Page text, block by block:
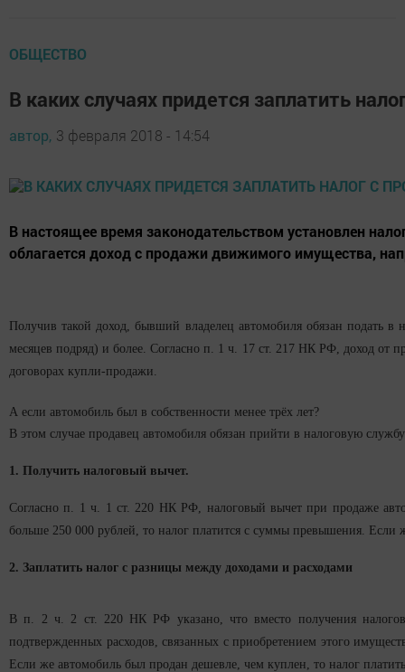
ОБЩЕСТВО
В каких случаях придется заплатить
автор, 3 февраля 2018 - 14:54
В настоящее время законодательством установлен
облагается доход с продажи движимого имущества,
Получив такой доход, бывший владелец автомобиля обязан подать
месяцев подряд) и более. Согласно п. 1 ч. 17 ст. 217 НК РФ, доход от
договорах купли-продажи.
А если автомобиль был в собственности менее трёх лет?
В этом случае продавец автомобиля обязан прийти в налоговую
1. Получить налоговый вычет.
Согласно п. 1 ч. 1 ст. 220 НК РФ, налоговый вычет при продаже
больше 250 000 рублей, то налог платится с суммы превышения.
2. Заплатить налог с разницы между доходами и расходами
В п. 2 ч. 2 ст. 220 НК РФ указано, что вместо получения
подтвержденных расходов, связанных с приобретением этого
Если же автомобиль был продан дешевле, чем куплен, то налог